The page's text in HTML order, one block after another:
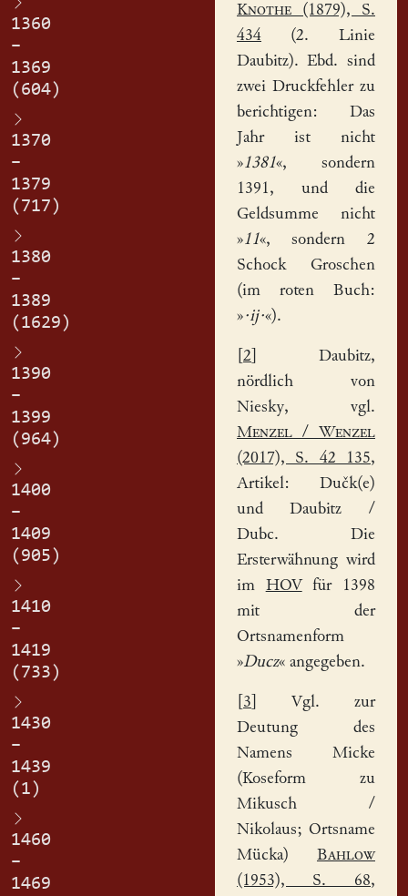
1360
–
1369
(604)
1370
–
1379
(717)
1380
–
1389
(1629)
1390
–
1399
(964)
1400
–
1409
(905)
1410
–
1419
(733)
1430
–
1439
(1)
1460
–
1469
Knothe(1879), S.
434(2. Linie
Daubitz). Ebd. sind
zwei Druckfehler zu
berichtigen: Das
Jahr ist nicht
»1381«, sondern
1391, und die
Geldsumme nicht
»11«, sondern 2
Schock Groschen
(im roten Buch:
»·ij·«).
2 ] Daubitz,
nördlich von
Niesky, vgl.
Menzel/ Wenzel
(2017), S. 42 135,
Artikel: Dučk(e)
und Daubitz /
Dubc. Die
Ersterwähnung wird
im HOVfür 1398
mit der
Ortsnamenform
»Ducz« angegeben.
3 ] Vgl. zur
Deutung des
Namens Micke
(Koseform zu
Mikusch /
Nikolaus; Ortsname
Mücka) Bahlow
(1953), S. 68,